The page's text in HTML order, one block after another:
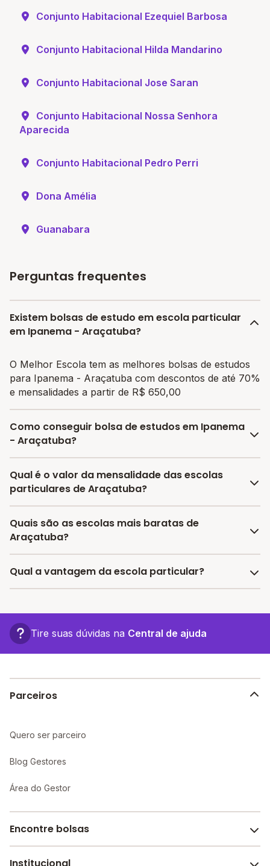
Conjunto Habitacional Ezequiel Barbosa
Conjunto Habitacional Hilda Mandarino
Conjunto Habitacional Jose Saran
Conjunto Habitacional Nossa Senhora
Aparecida
Conjunto Habitacional Pedro Perri
Dona Amélia
Guanabara
Perguntas frequentes
Existem bolsas de estudo em escola particular
em Ipanema - Araçatuba?
O Melhor Escola tem as melhores bolsas de estudos
para Ipanema - Araçatuba com descontos de até 70%
e mensalidades a partir de R$ 650,00
Como conseguir bolsa de estudos em Ipanema
- Araçatuba?
O programa de bolsa do Melhor Escola disponibiliza
vagas com até 80% de desconto nas mensalidades.
pré-matrícula no site.
Qual é o valor da mensalidade das escolas
particulares de Araçatuba?
A média da mensalidade em Araçatuba é de R$ 721,30
reais, sendo a mensalidade mais barata R$ 650,00 e a
Quais são as escolas mais baratas de
Araçatuba?
As escolas com mensalidades mais baratas de
Qual a vantagem da escola particular?
completa e recursos educacionais mais avançados,
proporcionando um ambiente propício ao
Tire suas dúvidas na Central de ajuda
Parceiros
Quero ser parceiro
Blog Gestores
Área do Gestor
Encontre bolsas